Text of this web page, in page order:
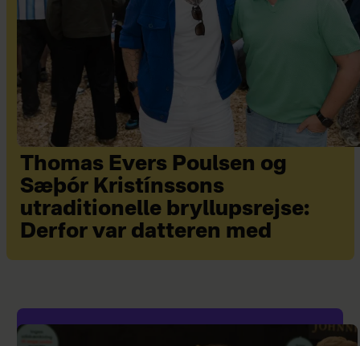
Thomas Evers Poulsen og
Sæþór Kristínssons
utraditionelle bryllupsrejse:
Derfor var datteren med